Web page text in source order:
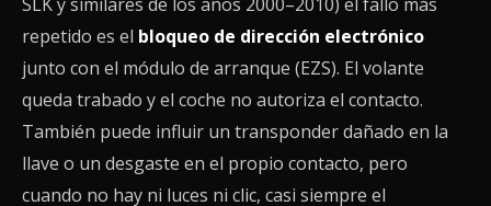
repetido es el bloqueo de dirección electrónico
junto con el módulo de arranque (EZS). El volante
queda trabado y el coche no autoriza el contacto.
También puede influir un transponder dañado en la
llave o un desgaste en el propio contacto, pero
cuando no hay ni luces ni clic, casi siempre el